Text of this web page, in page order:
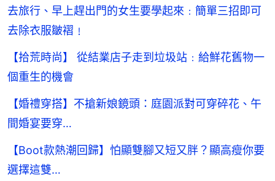
去旅行、早上趕出門的女生要學起來﹕簡單三招即可
去除衣服皺褶﹗
【拾荒時尚】 從結業店子走到垃圾站﹕給鮮花舊物一
個重生的機會
【婚禮穿搭】不搶新娘鏡頭：庭園派對可穿碎花、午
間婚宴要穿…
【Boot款熱潮回歸】怕顯雙腳又短又胖？顯高瘦你要
選擇這雙…